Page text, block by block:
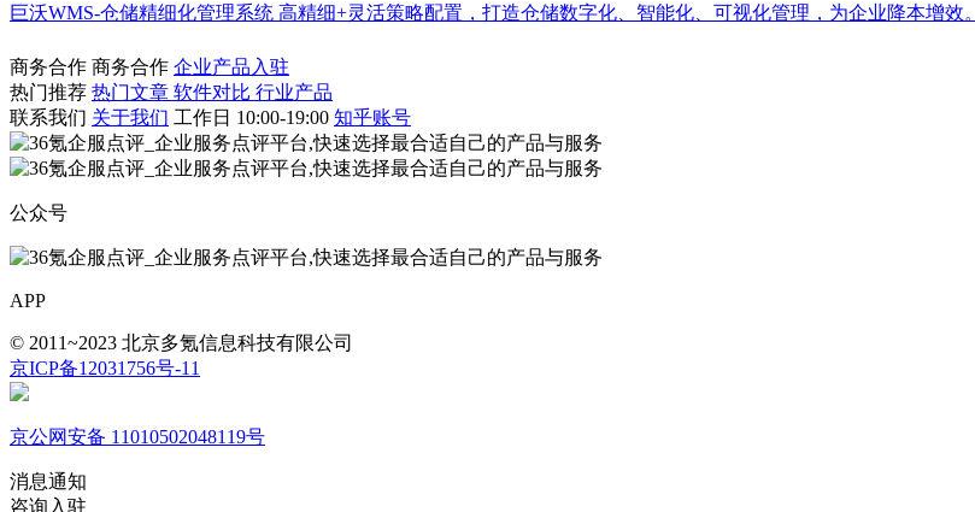
巨沃WMS-仓储精细化管理系统 高精细+灵活策略配置，打造仓储数字化、智能化、可视化管理，为企业降本增效。
商务合作 商务合作 企业产品入驻
热门推荐 热门文章 软件对比 行业产品
联系我们 关于我们 工作日 10:00-19:00 知乎账号
公众号
APP
© 2011~2023 北京多氪信息科技有限公司
京ICP备12031756号-11
京公网安备 11010502048119号
消息通知
咨询入驻